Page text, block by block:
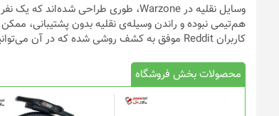
هم‌تیمی نبوده و راندن وسیله‌ی نقلیه بدون پشتیبانی،
کاربران Reddit موفق به کشف روشی شده که در آن می‌توانید هم‌زمان با سواری گرفتن از یک ماشین، به تیراندازی هم بپردازید.
محصولات بخش فروشگاه